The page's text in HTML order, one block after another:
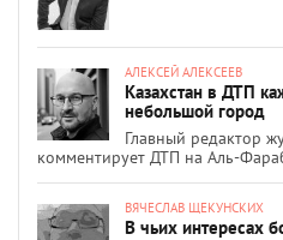
АЛЕКСЕЙ АЛЕКСЕЕВ
Казахстан в ДТП
небольшой город
Главный редактор
комментирует ДТП на Аль-
ВЯЧЕСЛАВ ЩЕКУНСКИХ
В чьих интересах